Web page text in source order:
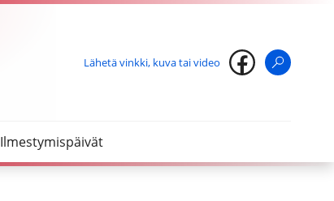
Lähetä vinkki, kuva tai video
Ilmestymispäivät